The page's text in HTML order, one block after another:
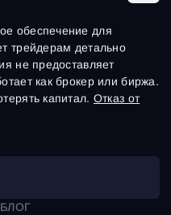
обеспечение для
трейдерам детально
не предоставляет
как брокер или биржа.
капитал. Отказ от
БЛОГ